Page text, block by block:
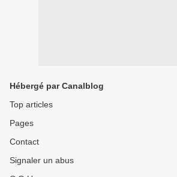
Hébergé par Canalblog
Top articles
Pages
Contact
Signaler un abus